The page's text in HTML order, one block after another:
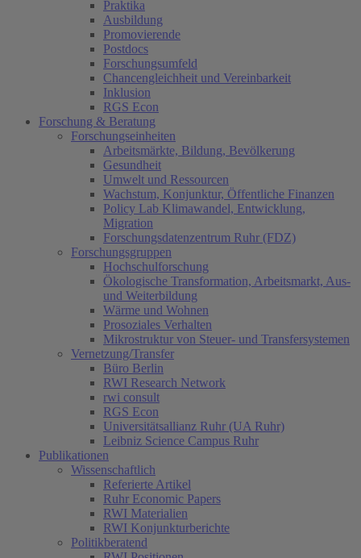
Praktika
Ausbildung
Promovierende
Postdocs
Forschungsumfeld
Chancengleichheit und Vereinbarkeit
Inklusion
RGS Econ
Forschung & Beratung
Forschungseinheiten
Arbeitsmärkte, Bildung, Bevölkerung
Gesundheit
Umwelt und Ressourcen
Wachstum, Konjunktur, Öffentliche Finanzen
Policy Lab Klimawandel, Entwicklung,
Migration
Forschungsdatenzentrum Ruhr (FDZ)
Forschungsgruppen
Hochschulforschung
Ökologische Transformation, Arbeitsmarkt, Aus-
und Weiterbildung
Wärme und Wohnen
Prosoziales Verhalten
Mikrostruktur von Steuer- und Transfersystemen
Vernetzung/Transfer
Büro Berlin
RWI Research Network
rwi consult
RGS Econ
Universitätsallianz Ruhr (UA Ruhr)
Leibniz Science Campus Ruhr
Publikationen
Wissenschaftlich
Referierte Artikel
Ruhr Economic Papers
RWI Materialien
RWI Konjunkturberichte
Politikberatend